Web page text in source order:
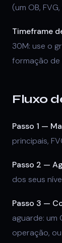
(um OB,
Timeframe
30M: use o
formação de
Fluxo
Passo 1 —
principais,
Passo 2 —
dos seus
Passo 3 —
aguarde: um
operação,